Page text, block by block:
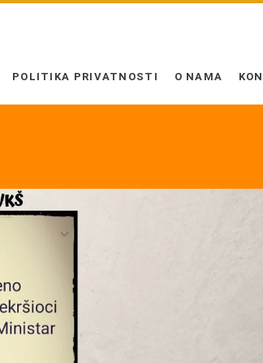
POLITIKA PRIVATNOSTI O NAMA